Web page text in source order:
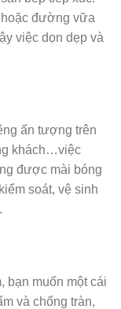
hoặc đường vữa
việc dọn dẹp và
ấn tượng trên
khách…việc
được mài bóng
soát, vệ sinh
bạn muốn một cái
và chống tràn,